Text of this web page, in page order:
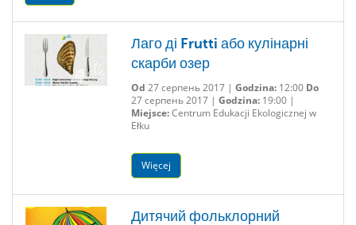
Лаго ді Frutti або кулінарні
скарби озер
Od 27 серпень 2017 | Godzina:12:00 Do
27 серпень 2017 | Godzina:19:00 |
Miejsce:Centrum Edukacji Ekologicznej w
Ełku
Więcej
Дитячий фольклорний